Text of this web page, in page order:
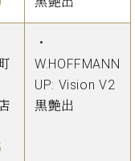
・
W.HOFFMANN
UP: Vision V2
黒艶出